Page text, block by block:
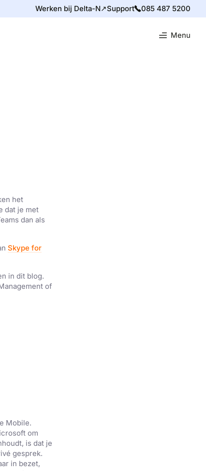
Werken bij Delta-N↗Support 085 487 5200
Menu
het
dat je met
dan als
Skype for
in dit blog.
of
Mobile.
om
is dat je
gesprek.
in bezet,